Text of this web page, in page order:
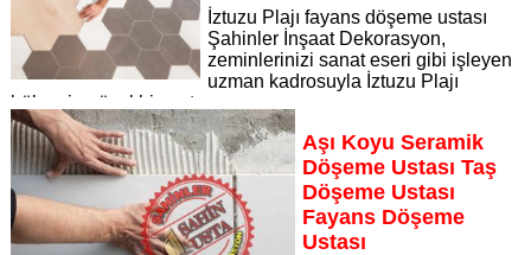
İztuzu Plajı fayans döşeme ustası
Şahinler İnşaat Dekorasyon,
zeminlerinizi sanat eseri gibi işleyen
uzman kadrosuyla İztuzu Plajı
bölgesine özel hizmet sunuyor
Sayfaya Git
Aşı Koyu Seramik
Döşeme Ustası Taş
Döşeme Ustası
Fayans Döşeme
Ustası